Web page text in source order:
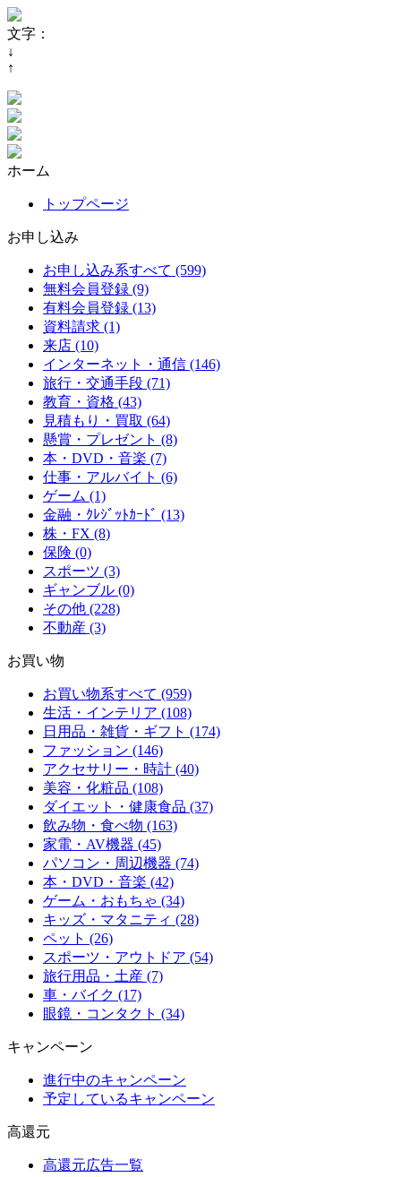
文字：
↓
↑
ホーム
トップページ
お申し込み
お申し込み系すべて (599)
無料会員登録 (9)
有料会員登録 (13)
資料請求 (1)
来店 (10)
インターネット・通信 (146)
旅行・交通手段 (71)
教育・資格 (43)
見積もり・買取 (64)
懸賞・プレゼント (8)
本・DVD・音楽 (7)
仕事・アルバイト (6)
ゲーム (1)
金融・ｸﾚｼﾞｯﾄｶｰﾄﾞ (13)
株・FX (8)
保険 (0)
スポーツ (3)
ギャンブル (0)
その他 (228)
不動産 (3)
お買い物
お買い物系すべて (959)
生活・インテリア (108)
日用品・雑貨・ギフト (174)
ファッション (146)
アクセサリー・時計 (40)
美容・化粧品 (108)
ダイエット・健康食品 (37)
飲み物・食べ物 (163)
家電・AV機器 (45)
パソコン・周辺機器 (74)
本・DVD・音楽 (42)
ゲーム・おもちゃ (34)
キッズ・マタニティ (28)
ペット (26)
スポーツ・アウトドア (54)
旅行用品・土産 (7)
車・バイク (17)
眼鏡・コンタクト (34)
キャンペーン
進行中のキャンペーン
予定しているキャンペーン
高還元
高還元広告一覧